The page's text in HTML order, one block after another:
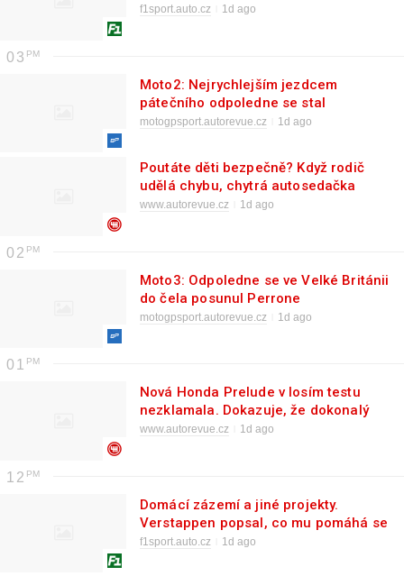
f1sport.auto.cz 1d ago
03
Moto2: Nejrychlejším jezdcem
pátečního odpoledne se stal
Holgado
motogpsport.autorevue.cz 1d ago
Poutáte děti bezpečně? Když rodič
udělá chybu, chytrá autosedačka
Thule ho upozorní
www.autorevue.cz 1d ago
02
Moto3: Odpoledne se ve Velké Británii
do čela posunul Perrone
motogpsport.autorevue.cz 1d ago
01
Nová Honda Prelude v losím testu
nezklamala. Dokazuje, že dokonalý
podvozek je víc než výkon
www.autorevue.cz 1d ago
12
Domácí zázemí a jiné projekty.
Verstappen popsal, co mu pomáhá se
soustředit na závodění
f1sport.auto.cz 1d ago